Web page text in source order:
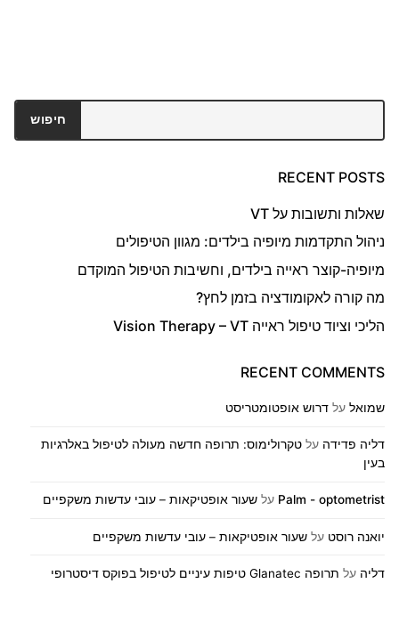
חיפוש
RECENT POSTS
שאלות ותשובות על VT
ניהול התקדמות מיופיה בילדים: מגוון הטיפולים
מיופיה-קוצר ראייה בילדים, וחשיבות הטיפול המוקדם
מה קורה לאקומודציה בזמן לחץ?
הליכי וציוד טיפול ראייה Vision Therapy – VT
RECENT COMMENTS
שמואל על דרוש אופטומטריסט
דליה פדידה על טקרולימוס: תרופה חדשה מעולה לטיפול באלרגיות
בעין
Palm - optometrist על שעור אופטיקאות – עובי עדשות משקפיים
יואנה רוסט על שעור אופטיקאות – עובי עדשות משקפיים
דליה על תרופה Glanatec טיפות עיניים לטיפול בפוקס דיסטרופי